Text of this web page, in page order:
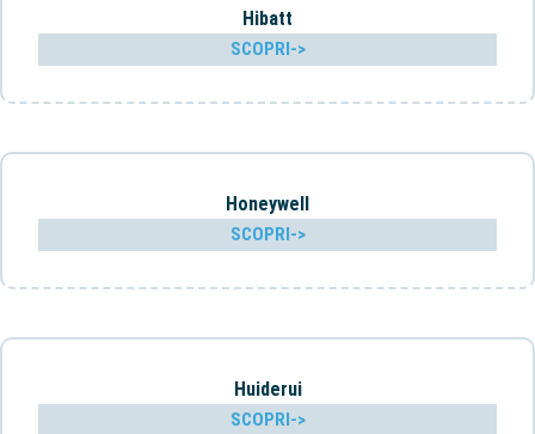
Hibatt
SCOPRI->
Honeywell
SCOPRI->
Huiderui
SCOPRI->